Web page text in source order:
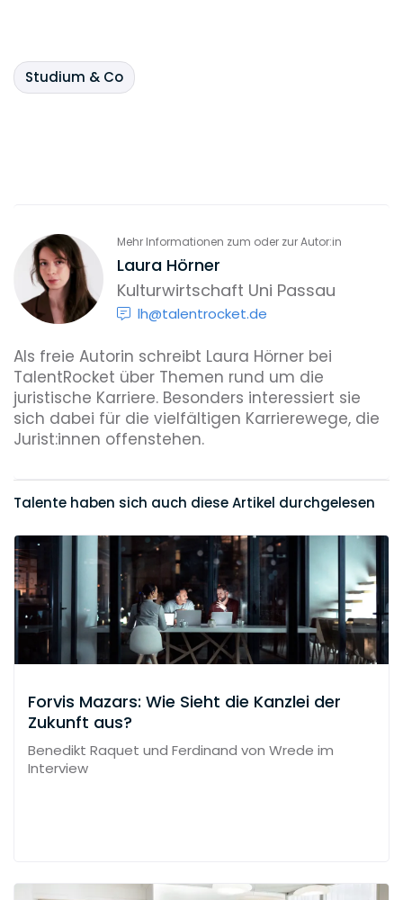
Studium & Co
Mehr Informationen zum oder zur Autor:in
Laura Hörner
Kulturwirtschaft Uni Passau
lh@talentrocket.de
Als freie Autorin schreibt Laura Hörner bei
TalentRocket über Themen rund um die
juristische Karriere. Besonders interessiert sie
sich dabei für die vielfältigen Karrierewege, die
Jurist:innen offenstehen.
Talente haben sich auch diese Artikel durchgelesen
Forvis Mazars: Wie Sieht die Kanzlei der
Zukunft aus?
Benedikt Raquet und Ferdinand von Wrede im
Interview